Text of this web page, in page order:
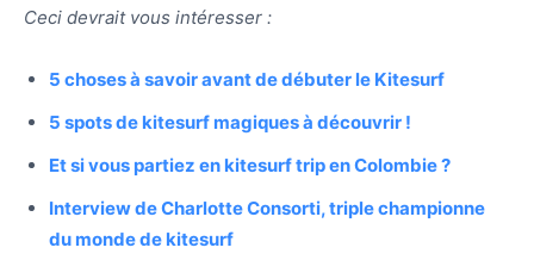
Ceci devrait vous intéresser :
5 choses à savoir avant de débuter le Kitesurf
5 spots de kitesurf magiques à découvrir !
Et si vous partiez en kitesurf trip en Colombie ?
Interview de Charlotte Consorti, triple championne
du monde de kitesurf